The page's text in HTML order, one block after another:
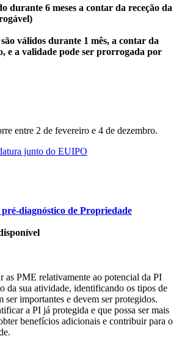
durante 6 meses a contar da receção da
válidos durante 1 mês, a contar da
e a validade pode ser prorrogada por
entre 2 de fevereiro e 4 de dezembro.
junto do EUIPO
pré-diagnóstico de Propriedade
as PME relativamente ao potencial da PI
da sua atividade, identificando os tipos de
ser importantes e devem ser protegidos.
a PI já protegida e que possa ser mais
benefícios adicionais e contribuir para o